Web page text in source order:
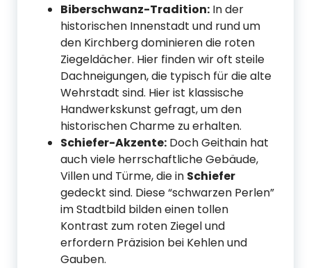
Biberschwanz-Tradition: In der
historischen Innenstadt und rund um
den Kirchberg dominieren die roten
Ziegeldächer. Hier finden wir oft steile
Dachneigungen, die typisch für die alte
Wehrstadt sind. Hier ist klassische
Handwerkskunst gefragt, um den
historischen Charme zu erhalten.
Schiefer-Akzente: Doch Geithain hat
auch viele herrschaftliche Gebäude,
Villen und Türme, die in Schiefer
gedeckt sind. Diese “schwarzen Perlen”
im Stadtbild bilden einen tollen
Kontrast zum roten Ziegel und
erfordern Präzision bei Kehlen und
Gauben.